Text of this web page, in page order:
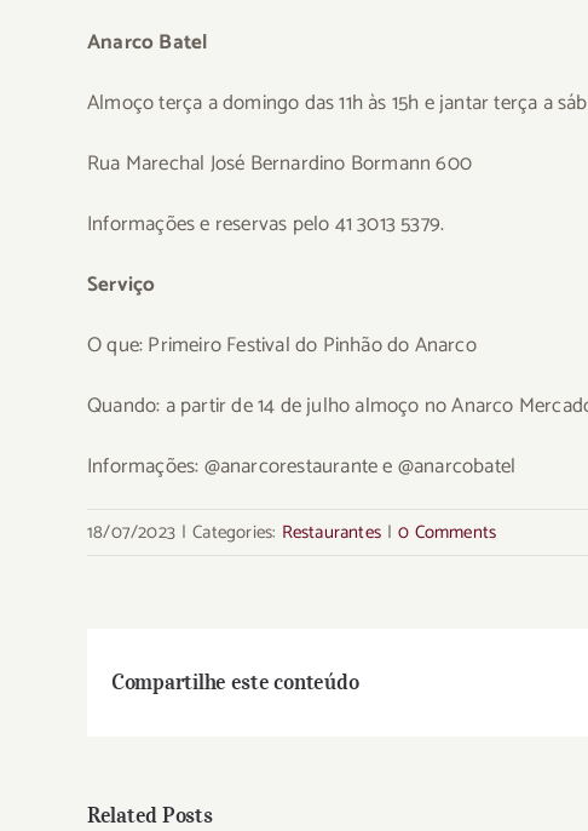
AnarcoBatel
Almoço terça a domingo das 11h às 15h e jantar terça a
Rua Marechal José Bernardino Bormann 600
Informações e reservas pelo 41 3013 5379.
Serviço
O que: Primeiro Festival do Pinhão do Anarco
Quando: a partir de 14 de julho almoço no Anarco
Informações: @anarcorestaurante e @anarcobatel
18/07/2023 | Categories: Restaurantes | 0 Comments
Compartilhe este conteúdo
Related Posts